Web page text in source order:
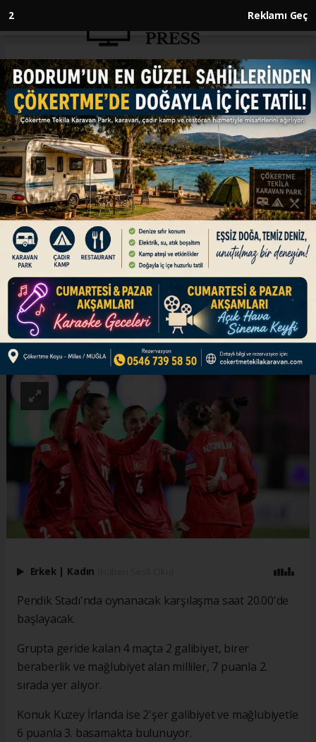
1 Reklamı Geç
Anasayfa SPOR
A Milli Kadın Futbol Takımı,
yarın Kuzey İrlanda'yı konuk
edecek
SPOR
04.06.2026 - 14:01, Güncelleme: 04.06.2026 - 14:01
A Milli Kadın Futbol Takımı, 2027 FIFA Dünya
Kupası Avrupa Elemeleri B Ligi 2. Grup'taki
beşinci maçında yarın Kuzey İrlanda'yı
ağırlayacak.
ABONE OL
Erkek | Kadın
Pendik Stadı'nda oynanacak karşılaşma saat 20.00'de
başlayacak.
Grupta geride kalan 4 maçta 2 galibiyet, birer
beraberlik ve mağlubiyet alan milliler, 7 puanla 2.
sırada yer alıyor.
Konuk Kuzey İrlanda ise 2'şer galibiyet ve mağlubiyetle
6 puanla 3. basamakta bulunuyor.